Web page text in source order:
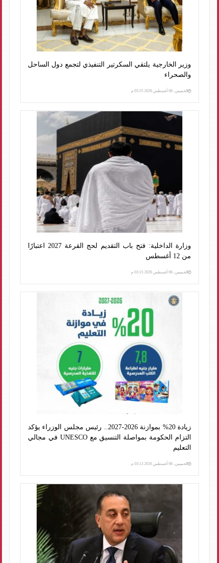
وزير الخارجية يلتقي السكرتير التنفيذي لتجمع دول الساحل
والصحراء
الخميس، 06 أغسطس 2026 03:25 م
وزارة الداخلية: فتح باب التقديم لحج القرعة 2027 اعتبارًا
من 12 أغسطس
الخميس، 06 أغسطس 2026 03:15 م
زيادة 20% بموازنة 2026-2027.. رئيس مجلس الوزراء يؤكد
التزام الحكومة بمواصلة التنسيق مع UNESCO في مجالي
التعليم
الخميس، 06 أغسطس 2026 03:13 م